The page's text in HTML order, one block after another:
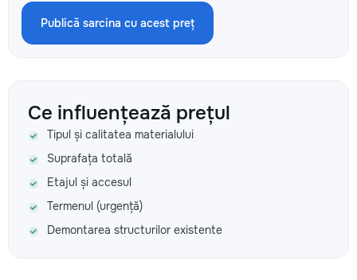
Publică sarcina cu acest preț
Ce influențează prețul
Tipul și calitatea materialului
Suprafața totală
Etajul și accesul
Termenul (urgență)
Demontarea structurilor existente